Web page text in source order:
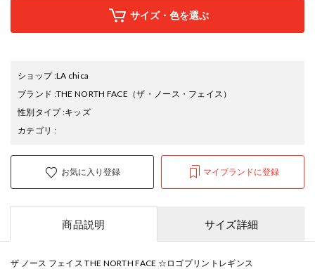
サイズ・色を選ぶ
ショップ:LA chica
ブランド :THE NORTH FACE （ザ・ノース・フェイス）
性別タイプ:キッズ
カテゴリ :
お気に入り登録 マイブランドに登録
商品説明 サイズ詳細
ザ ノース フェイス THE NORTH FACE ☆ロゴプリントレギンス